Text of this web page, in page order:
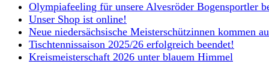
Olympiafeeling für unsere Alvesröder Bogensportler
Unser Shop ist online!
Neue niedersächsische Meisterschützinnen kommen
Tischtennissaison 2025/26 erfolgreich beendet!
Kreismeisterschaft 2026 unter blauem Himmel